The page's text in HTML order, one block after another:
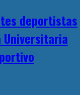
deportistas